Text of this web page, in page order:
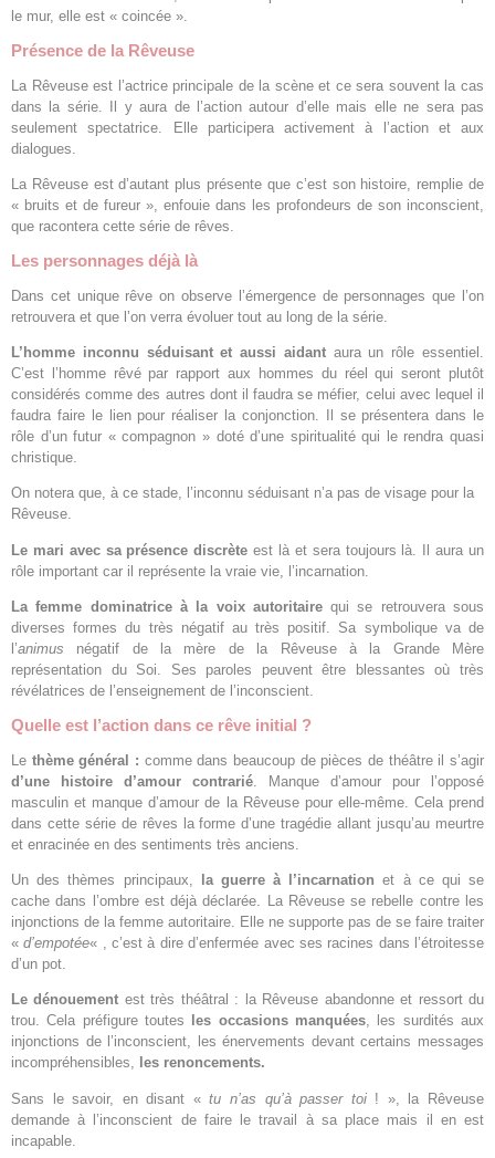
le mur, elle est « coincée ».
Présence de la Rêveuse
La Rêveuse est l’actrice principale de la scène et ce sera souvent la cas
dans la série. Il y aura de l’action autour d’elle mais elle ne sera pas
seulement spectatrice. Elle participera activement à l’action et aux
dialogues.
La Rêveuse est d’autant plus présente que c’est son histoire, remplie de
« bruits et de fureur », enfouie dans les profondeurs de son inconscient,
que racontera cette série de rêves.
Les personnages déjà là
Dans cet unique rêve on observe l’émergence de personnages que l’on
retrouvera et que l’on verra évoluer tout au long de la série.
L’homme inconnu séduisant et aussi aidant aura un rôle essentiel.
C’est l’homme rêvé par rapport aux hommes du réel qui seront plutôt
considérés comme des autres dont il faudra se méfier, celui avec lequel il
faudra faire le lien pour réaliser la conjonction. Il se présentera dans le
rôle d’un futur « compagnon » doté d’une spiritualité qui le rendra quasi
christique.
On notera que, à ce stade, l’inconnu séduisant n’a pas de visage pour la
Rêveuse.
Le mari avec sa présence discrète est là et sera toujours là. Il aura un
rôle important car il représente la vraie vie, l’incarnation.
La femme dominatrice à la voix autoritairequi se retrouvera sous
diverses formes du très négatif au très positif. Sa symbolique va de
l’animus négatif de la mère de la Rêveuse à la Grande Mère
représentation du Soi. Ses paroles peuvent être blessantes où très
révélatrices de l’enseignement de l’inconscient.
Quelle est l’action dans ce rêve initial ?
Le thème général : comme dans beaucoup de pièces de théâtre il s’agir
d’une histoire d’amour contrarié . Manque d’amour pour l’opposé
masculin et manque d’amour de la Rêveuse pour elle-même. Cela prend
dans cette série de rêves la forme d’une tragédie allant jusqu’au meurtre
et enracinée en des sentiments très anciens.
Un des thèmes principaux, la guerre à l’incarnation et à ce qui se
cache dans l’ombre est déjà déclarée. La Rêveuse se rebelle contre les
injonctions de la femme autoritaire. Elle ne supporte pas de se faire traiter
«d’empotée« , c’est à dire d’enfermée avec ses racines dans l’étroitesse
d’un pot.
Le dénouement est très théâtral : la Rêveuse abandonne et ressort du
trou. Cela préfigure toutes
les occasions manquées, les surdités aux
injonctions de l’inconscient, les énervements devant certains messages
incompréhensibles, les renoncements.
Sans le savoir, en disant «tu n’as qu’à passer toi! », la Rêveuse
demande à l’inconscient de faire le travail à sa place mais il en est
incapable.